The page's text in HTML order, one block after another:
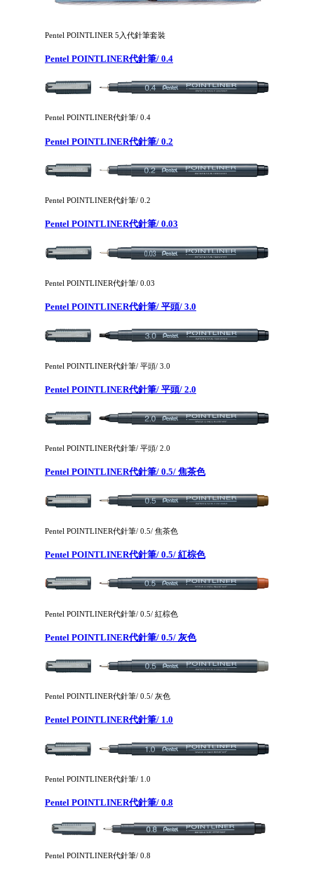
Pentel POINTLINER 5入代針筆套裝
Pentel POINTLINER代針筆/ 0.4
Pentel POINTLINER代針筆/ 0.4
Pentel POINTLINER代針筆/ 0.2
Pentel POINTLINER代針筆/ 0.2
Pentel POINTLINER代針筆/ 0.03
Pentel POINTLINER代針筆/ 0.03
Pentel POINTLINER代針筆/ 平頭/ 3.0
Pentel POINTLINER代針筆/ 平頭/ 3.0
Pentel POINTLINER代針筆/ 平頭/ 2.0
Pentel POINTLINER代針筆/ 平頭/ 2.0
Pentel POINTLINER代針筆/ 0.5/ 焦茶色
Pentel POINTLINER代針筆/ 0.5/ 焦茶色
Pentel POINTLINER代針筆/ 0.5/ 紅棕色
Pentel POINTLINER代針筆/ 0.5/ 紅棕色
Pentel POINTLINER代針筆/ 0.5/ 灰色
Pentel POINTLINER代針筆/ 0.5/ 灰色
Pentel POINTLINER代針筆/ 1.0
Pentel POINTLINER代針筆/ 1.0
Pentel POINTLINER代針筆/ 0.8
Pentel POINTLINER代針筆/ 0.8